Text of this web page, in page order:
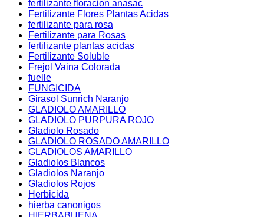
fertilizante floracion anasac
Fertilizante Flores Plantas Acidas
fertilizante para rosa
Fertilizante para Rosas
fertilizante plantas acidas
Fertilizante Soluble
Frejol Vaina Colorada
fuelle
FUNGICIDA
Girasol Sunrich Naranjo
GLADIOLO AMARILLO
GLADIOLO PURPURA ROJO
Gladiolo Rosado
GLADIOLO ROSADO AMARILLO
GLADIOLOS AMARILLO
Gladiolos Blancos
Gladiolos Naranjo
Gladiolos Rojos
Herbicida
hierba canonigos